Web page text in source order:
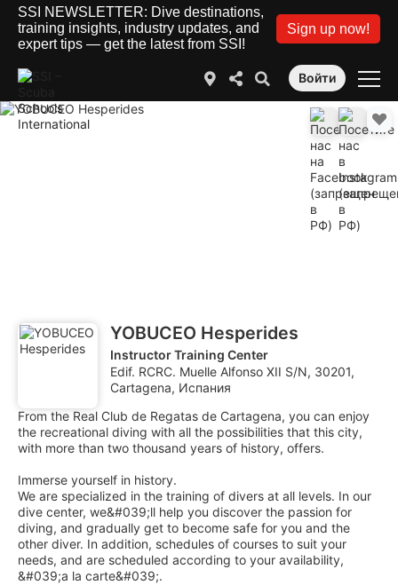
SSI NEWSLETTER: Dive destinations,
training insights, industry updates, and
expert tips — get the latest from SSI!
Sign up now!
Войти
YOBUCEO Hesperides
Instructor Training Center
Edif. RCRC. Muelle Alfonso XII S/N, 30201,
Cartagena, Испания
From the Real Club de Regatas de Cartagena, you can enjoy
the recreational diving with all the possibilities that this city,
with more than two thousand years of history, offers.
Immerse yourself in history.
We are specialized in the training of divers at all levels. In our
dive center, we&#039;ll help you discover the passion for
diving, and gradually get to become safe for you and the
other diver. In addition, schedules of courses to suit your
needs, and are scheduled according to your availability,
&#039;a la carte&#039;.